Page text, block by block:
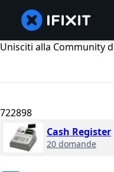
Unisciti alla Community
722898
Cash Register
20 domande